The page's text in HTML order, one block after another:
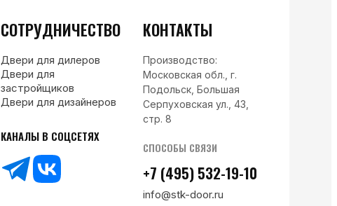
СОТРУДНИЧЕСТВО
Двери для дилеров
Двери для
застройщиков
Двери для дизайнеров
КАНАЛЫ В СОЦСЕТЯХ
КОНТАКТЫ
Производство:
Московская обл., г.
Подольск, Большая
Серпуховская ул., 43,
стр. 8
СПОСОБЫ СВЯЗИ
+7 (495) 532-19-10
info@stk-door.ru